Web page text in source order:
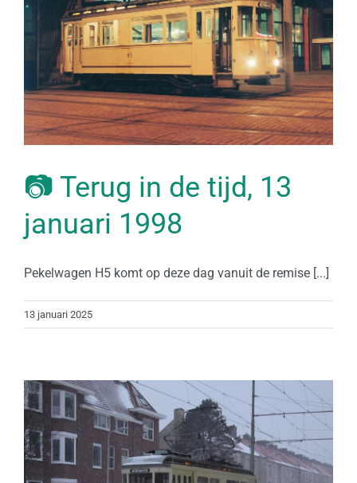
📷 Terug in de tijd, 13
januari 1998
Pekelwagen H5 komt op deze dag vanuit de remise [...]
13 januari 2025